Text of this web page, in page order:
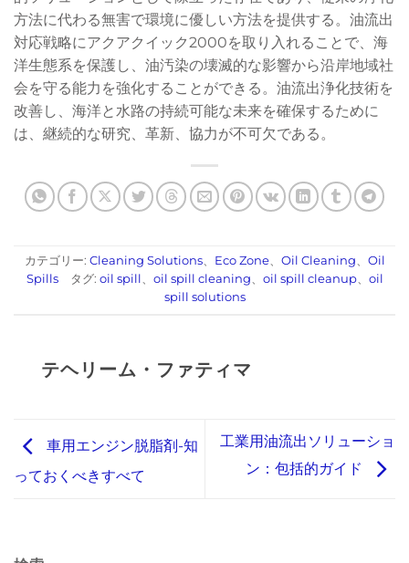
方法に代わる無害で環境に優しい方法を提供する。油流出
対応戦略にアクアクイック2000を取り入れることで、海
洋生態系を保護し、油汚染の壊滅的な影響から沿岸地域社
会を守る能力を強化することができる。油流出浄化技術を
改善し、海洋と水路の持続可能な未来を確保するために
は、継続的な研究、革新、協力が不可欠である。
カテゴリー: Cleaning Solutions、 Eco Zone、 Oil Cleaning、 Oil
Spillsタグ: oil spill 、 oil spill cleaning、 oil spill cleanup、 oil
spill solutions
テヘリーム・ファティマ
車用エンジン脱脂剤-知
っておくべきすべて
工業用油流出ソリューショ
ン：包括的ガイド